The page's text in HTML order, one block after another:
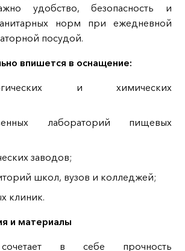
удобство, безопасность и
норм при ежедневной
посудой.
впишется в оснащение:
и химических
лабораторий пищевых
заводов;
школ, вузов и колледжей;
клиник.
и материалы
в себе прочность